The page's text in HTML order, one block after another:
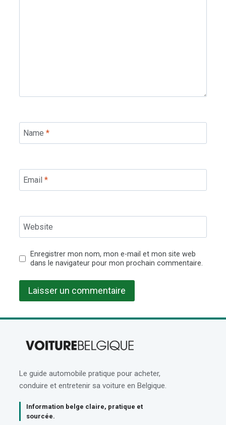
Name *
Email *
Website
Enregistrer mon nom, mon e-mail et mon site web
dans le navigateur pour mon prochain commentaire.
Le guide automobile pratique pour acheter,
conduire et entretenir sa voiture en Belgique.
Information belge claire, pratique et
sourcée.